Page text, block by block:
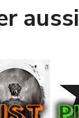
aussi